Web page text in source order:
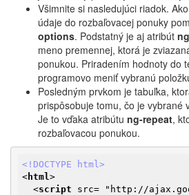
Všimnite si nasledujúci riadok.
údaje do rozbaľovacej ponuky
options. Podstatný je aj atribút
meno premennej, ktorá je
ponukou. Priradením hodnoty do
programovo meniť vybranú
Posledným prvkom je tabuľka,
prispôsobuje tomu, čo je vybrané
Je to vďaka atribútu ng-repeat,
rozbaľovacou ponukou.
<!DOCTYPE html>
< html>
<script src= " http: //